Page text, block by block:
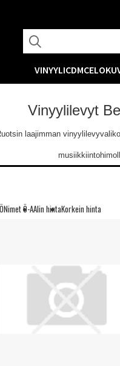
VINYYLICDMC
Vinyylilevyt
laajimman
Nimet Ö-AAlin hintaKorkein hinta